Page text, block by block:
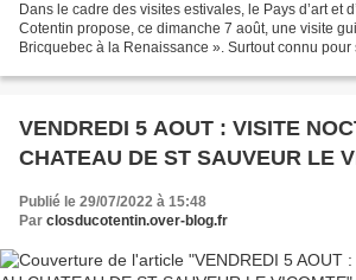
Dans le cadre des visites estivales, le Pays d’art et
Cotentin propose, ce dimanche 7 août, une visite
Bricquebec à la Renaissance ». Surtout connu
VENDREDI 5 AOUT : VISITE
CHATEAU DE ST SAUVEUR LE
Publié le 29/07/2022 à 15:48
Par closducotentin.over-blog.fr